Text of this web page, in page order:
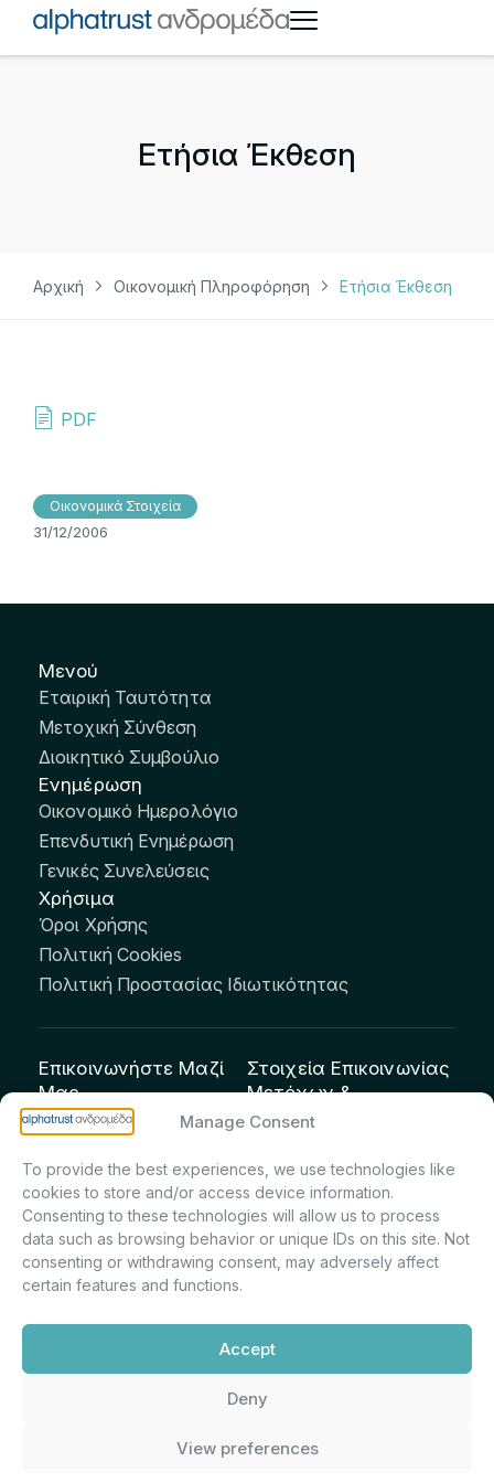
Manage Consent
To provide the best experiences, we use technologies like
cookies to store and/or access device information.
Consenting to these technologies will allow us to process
data such as browsing behavior or unique IDs on this site. Not
consenting or withdrawing consent, may adversely affect
certain features and functions.
Accept
Deny
View preferences
Ετήσια Έκθεση
Αρχική Οικονομική Πληροφόρηση Ετήσια Έκθεση
PDF
Οικονομικά Στοιχεία
31/12/2006
Μενού
Εταιρική Ταυτότητα
Μετοχική Σύνθεση
Διοικητικό Συμβούλιο
Ενημέρωση
Οικονομικό Ημερολόγιο
Επενδυτική Ενημέρωση
Γενικές Συνελεύσεις
Χρήσιμα
Όροι Χρήσης
Πολιτική Cookies
Πολιτική Προστασίας Ιδιωτικότητας
Επικοινωνήστε Μαζί
Μας
info@andromeda.eu
Οδός Αριστείδου 1,
Κηφισιά Τ.Κ. 14561
Στοιχεία Επικοινωνίας
Μετόχων &
Επενδυτών:
Πρίντσιου – Corporate
Secretary & Investor
Relations – Τμήμα
Μετοχολογίου –
Ανακοινώσεων
m.printsiou@andromeda.eu